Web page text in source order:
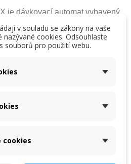
je dávkovací automat vybavený
Redox a pH.
REDOX
Redox a pH.
Vytvořit seznam přání
v souladu se zákony na vaše
cookies. Odsouhlaste
souborů pro použití webu.
cookies